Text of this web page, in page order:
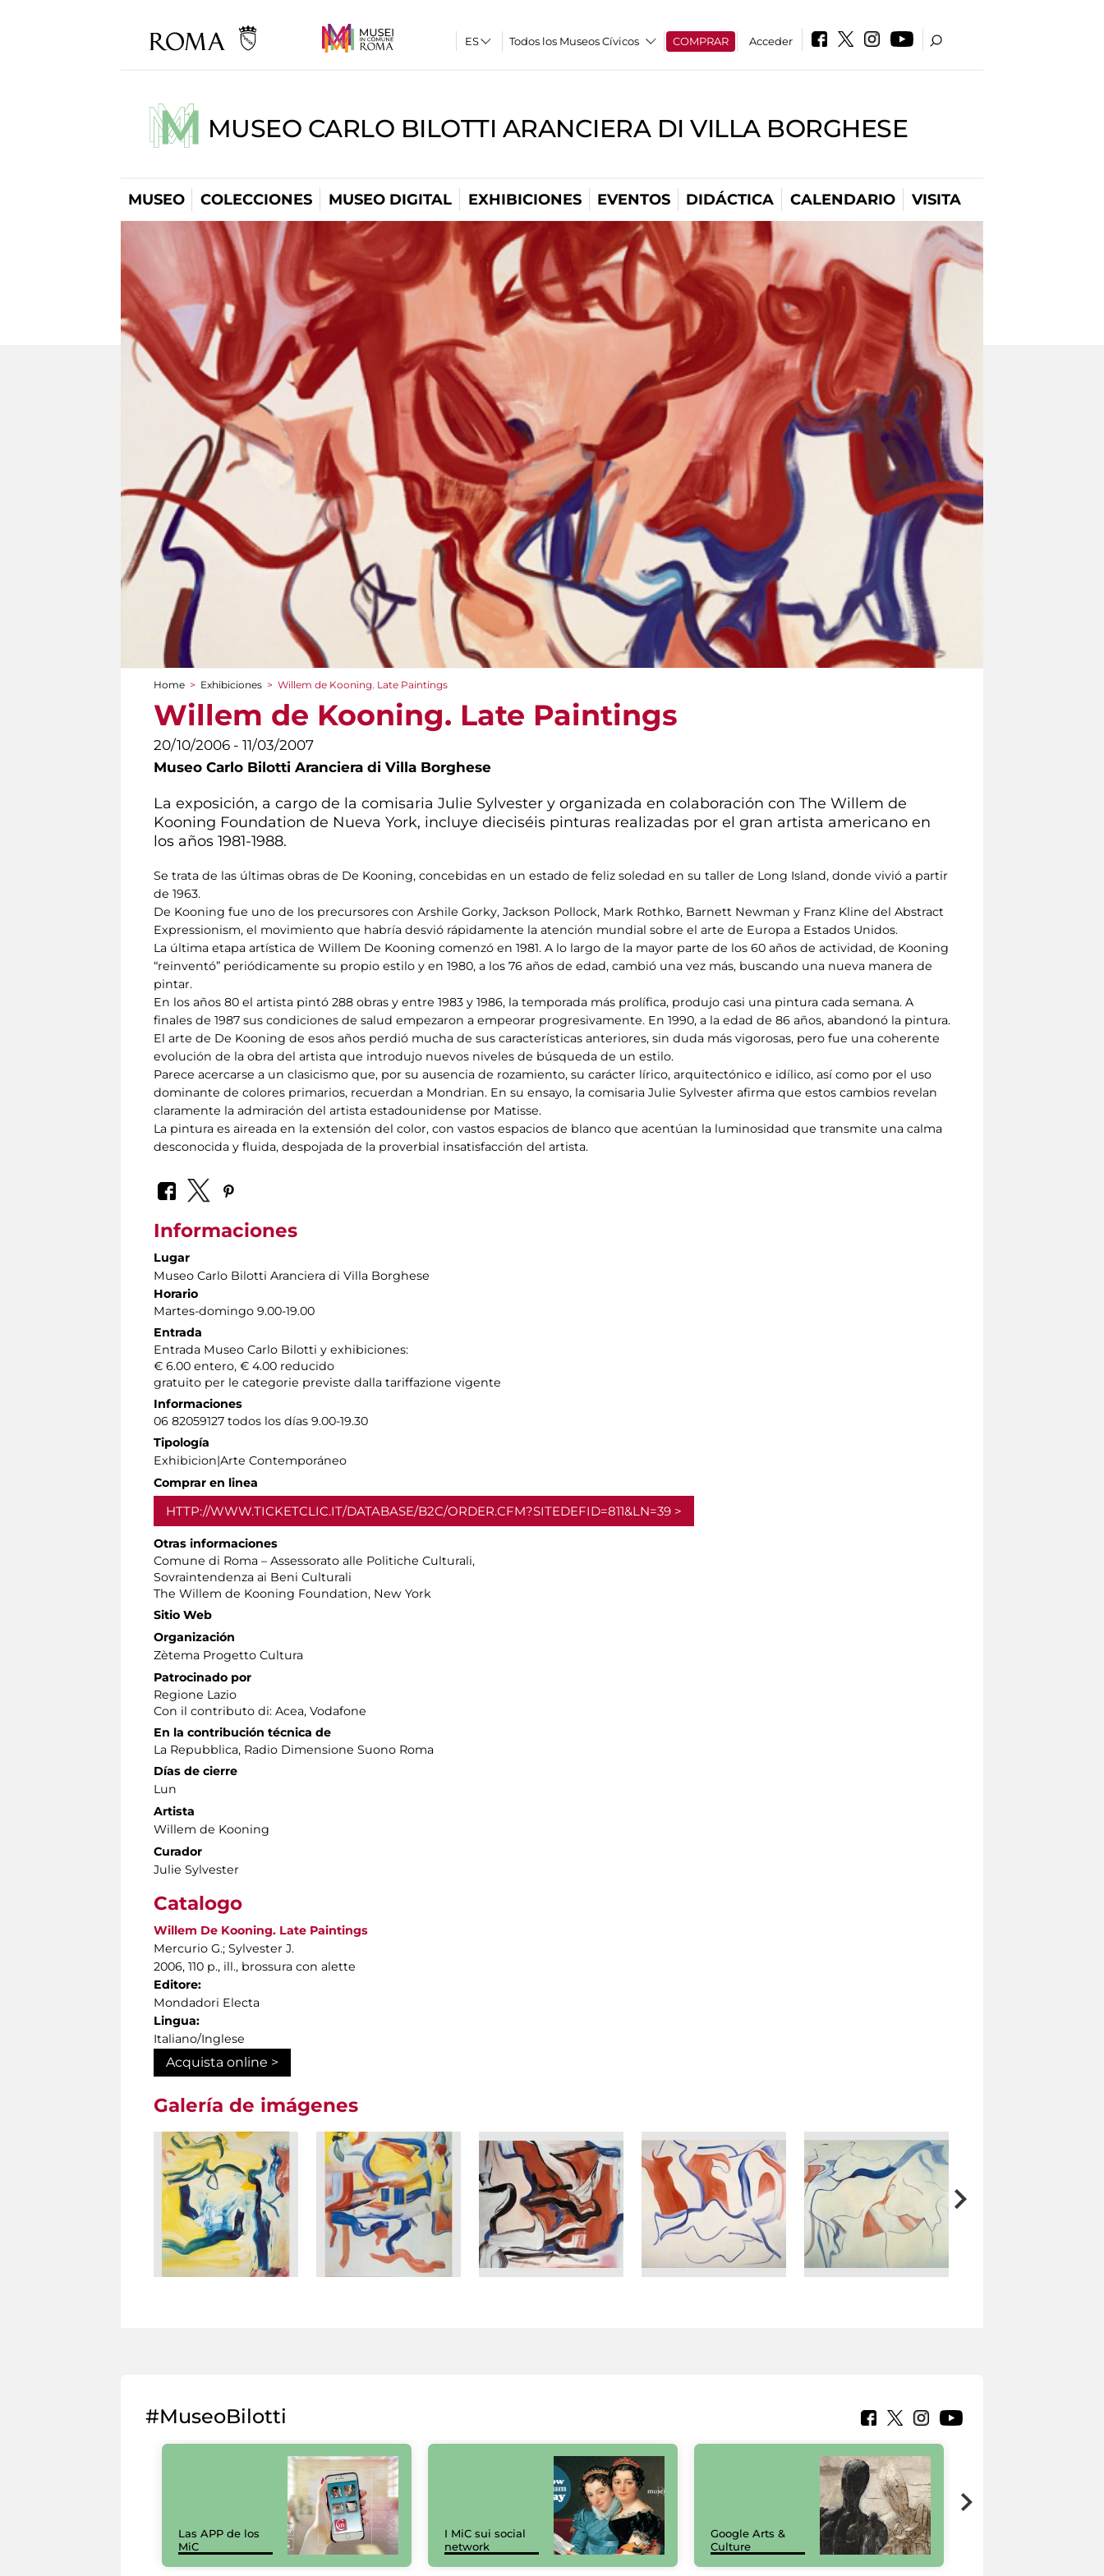
Todos los Museos Cívicos COMPRAR Acceder
MUSEO CARLO BILOTTI ARANCIERA DI VILLA BORGHESE
MUSEO COLECCIONES MUSEO DIGITAL EXHIBICIONES EVENTOS DIDÁCTICA CALENDARIO VISITA
You are here
Home > Exhibiciones > Willem de Kooning. Late Paintings
Willem de Kooning. Late Paintings
20/10/2006 - 11/03/2007
Museo Carlo Bilotti Aranciera di Villa Borghese
La exposición, a cargo de la comisaria Julie Sylvester y organizada en colaboración con The Willem de
Kooning Foundation de Nueva York, incluye dieciséis pinturas realizadas por el gran artista americano en
los años 1981-1988.
Se trata de las últimas obras de De Kooning, concebidas en un estado de feliz soledad en su taller de Long Island, donde vivió a partir
de 1963.
De Kooning fue uno de los precursores con Arshile Gorky, Jackson Pollock, Mark Rothko, Barnett Newman y Franz Kline del Abstract
Expressionism, el movimiento que habría desvió rápidamente la atención mundial sobre el arte de Europa a Estados Unidos.
La última etapa artística de Willem De Kooning comenzó en 1981. A lo largo de la mayor parte de los 60 años de actividad, de Kooning
“reinventó” periódicamente su propio estilo y en 1980, a los 76 años de edad, cambió una vez más, buscando una nueva manera de
pintar.
En los años 80 el artista pintó 288 obras y entre 1983 y 1986, la temporada más prolífica, produjo casi una pintura cada semana. A
finales de 1987 sus condiciones de salud empezaron a empeorar progresivamente. En 1990, a la edad de 86 años, abandonó la pintura.
El arte de De Kooning de esos años perdió mucha de sus características anteriores, sin duda más vigorosas, pero fue una coherente
evolución de la obra del artista que introdujo nuevos niveles de búsqueda de un estilo.
Parece acercarse a un clasicismo que, por su ausencia de rozamiento, su carácter lírico, arquitectónico e idílico, así como por el uso
dominante de colores primarios, recuerdan a Mondrian. En su ensayo, la comisaria Julie Sylvester afirma que estos cambios revelan
claramente la admiración del artista estadounidense por Matisse.
La pintura es aireada en la extensión del color, con vastos espacios de blanco que acentúan la luminosidad que transmite una calma
desconocida y fluida, despojada de la proverbial insatisfacción del artista.
Informaciones
Lugar
Museo Carlo Bilotti Aranciera di Villa Borghese
Horario
Martes-domingo 9.00-19.00
Entrada
Entrada Museo Carlo Bilotti y exhibiciones:
€ 6.00 entero, € 4.00 reducido
gratuito per le categorie previste dalla tariffazione vigente
Informaciones
06 82059127 todos los días 9.00-19.30
Tipología
Exhibicion|Arte Contemporáneo
Comprar en linea
HTTP://WWW.TICKETCLIC.IT/DATABASE/B2C/ORDER.CFM?SITEDEFID=811&LN=39
Otras informaciones
Comune di Roma – Assessorato alle Politiche Culturali,
Sovraintendenza ai Beni Culturali
The Willem de Kooning Foundation, New York
Sitio Web
Organización
Zètema Progetto Cultura
Patrocinado por
Regione Lazio
Con il contributo di: Acea, Vodafone
En la contribución técnica de
La Repubblica, Radio Dimensione Suono Roma
Días de cierre
Lun
Artista
Willem de Kooning
Curador
Julie Sylvester
Catalogo
Willem De Kooning. Late Paintings
Mercurio G.; Sylvester J.
2006, 110 p., ill., brossura con alette
Editore:
Mondadori Electa
Lingua:
Italiano/Inglese
Acquista online >
Galería de imágenes
#MuseoBilotti
Las APP de los
MiC
I MiC sui social
network
Google Arts &
Culture